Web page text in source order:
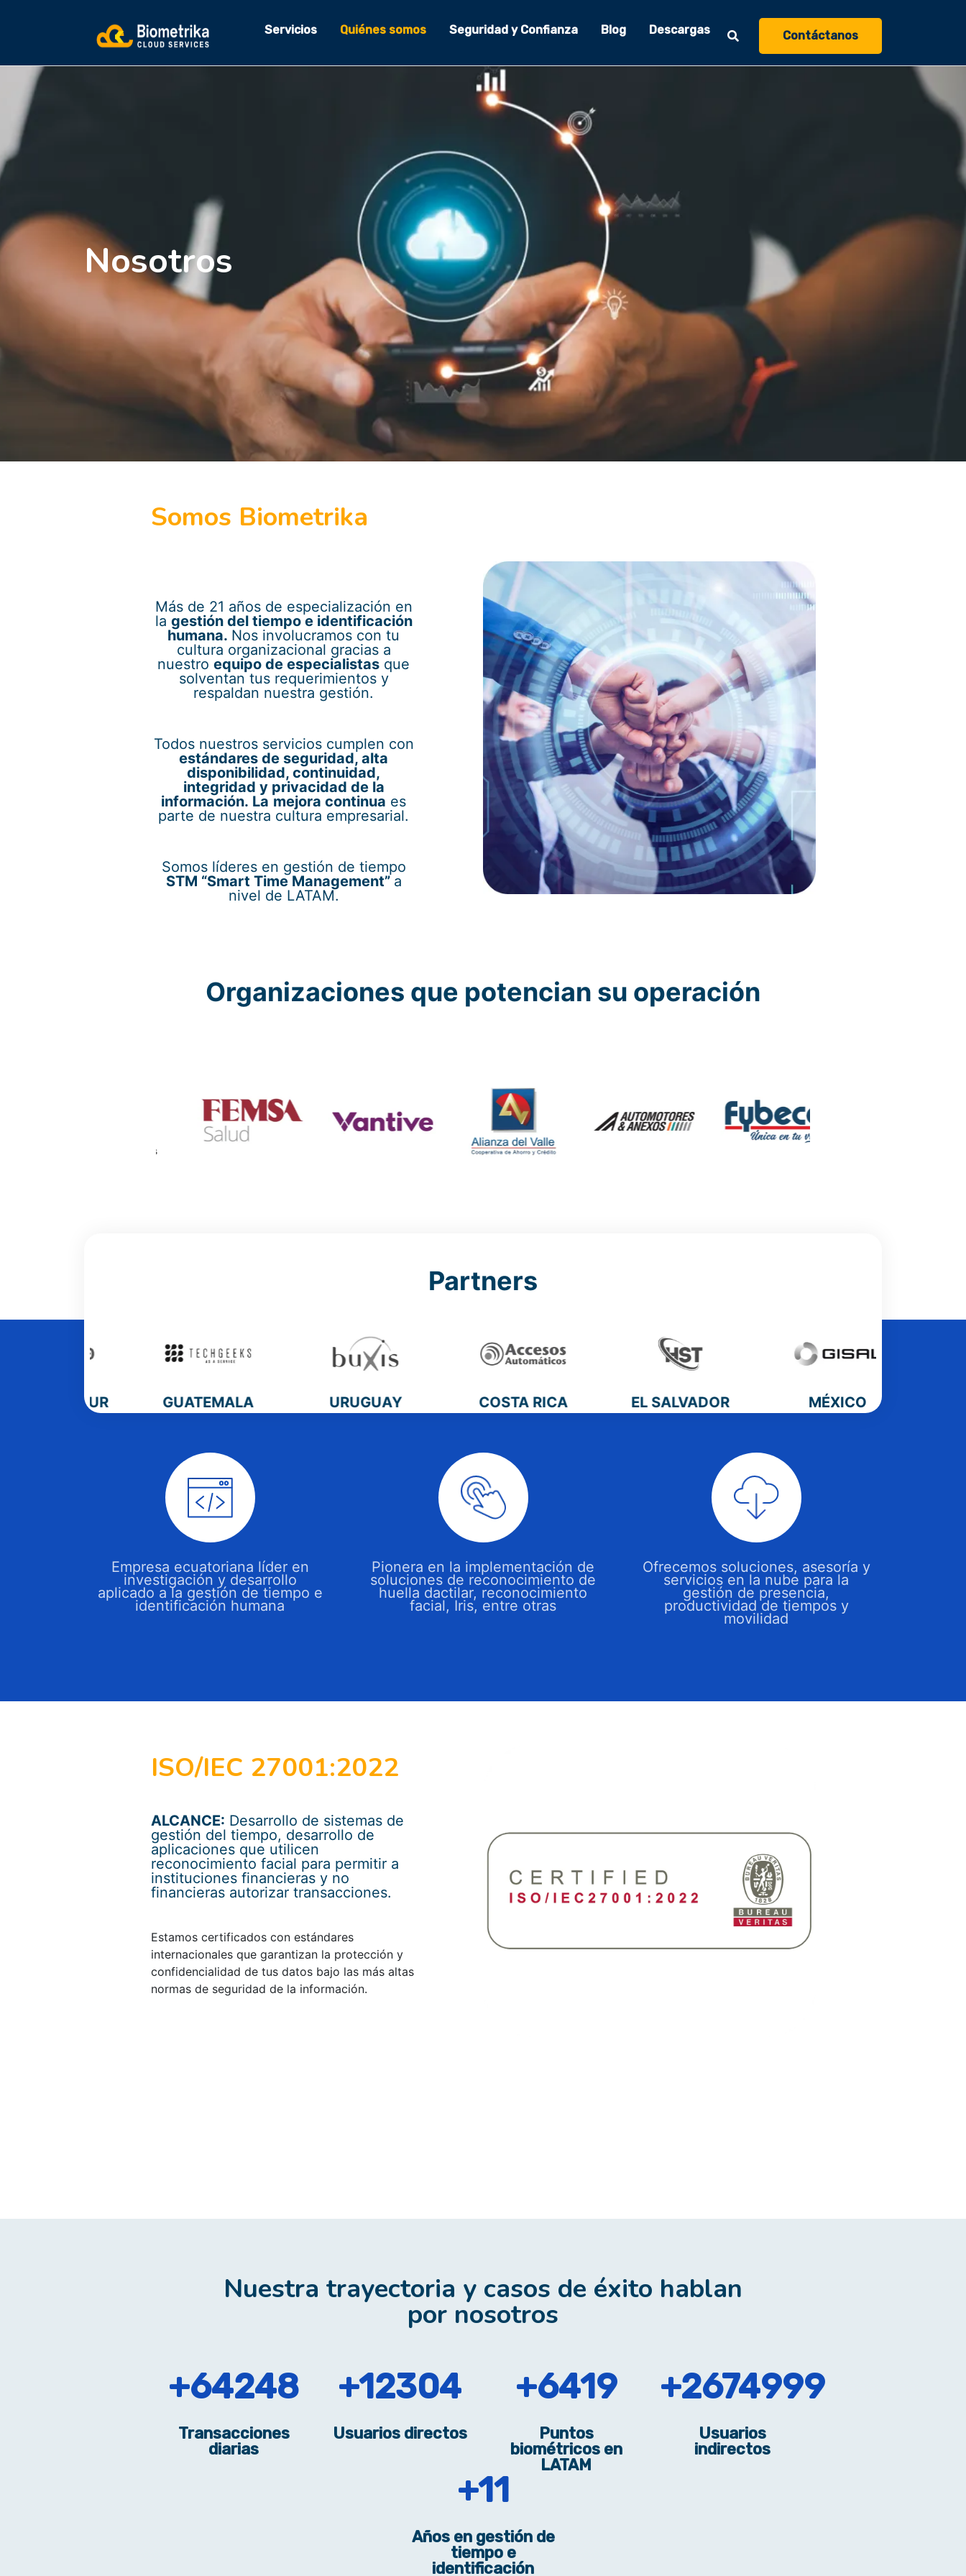
Servicios Quiénes somos Seguridad y Confianza Blog Descargas Contáctanos
Nosotros
Somos Biometrika
Más de 21 años de especialización en
la gestión del tiempo e identificación
humana. Nos involucramos con tu
cultura organizacional gracias a
nuestro equipo de especialistas que
solventan tus requerimientos y
respaldan nuestra gestión.
Todos nuestros servicios cumplen con
estándares de seguridad, alta
disponibilidad, continuidad,
integridad y privacidad de la
información. La mejora continua es
parte de nuestra cultura empresarial.
Somos líderes en gestión de tiempo
STM “Smart Time Management” a
nivel de LATAM.
Organizaciones que potencian su operación
Partners
GUATEMALA URUGUAY COSTA RICA EL SALVADOR MÉXICO
Empresa ecuatoriana líder en
investigación y desarrollo
aplicado a la gestión de tiempo e
identificación humana
Pionera en la implementación de
soluciones de reconocimiento de
huella dactilar, reconocimiento
facial, Iris, entre otras
Ofrecemos soluciones, asesoría y
servicios en la nube para la
gestión de presencia,
productividad de tiempos y
movilidad
ISO/IEC 27001:2022
ALCANCE: Desarrollo de sistemas de
gestión del tiempo, desarrollo de
aplicaciones que utilicen
reconocimiento facial para permitir a
instituciones financieras y no
financieras autorizar transacciones.
Estamos certificados con estándares
internacionales que garantizan la protección y
confidencialidad de tus datos bajo las más altas
normas de seguridad de la información.
Nuestra trayectoria y casos de éxito hablan
por nosotros
104544
Transacciones
diarias
20028
Usuarios directos
10449
Puntos
biométricos en
LATAM
4354000
Usuarios
indirectos
18
Años en gestión de
tiempo e
identificación